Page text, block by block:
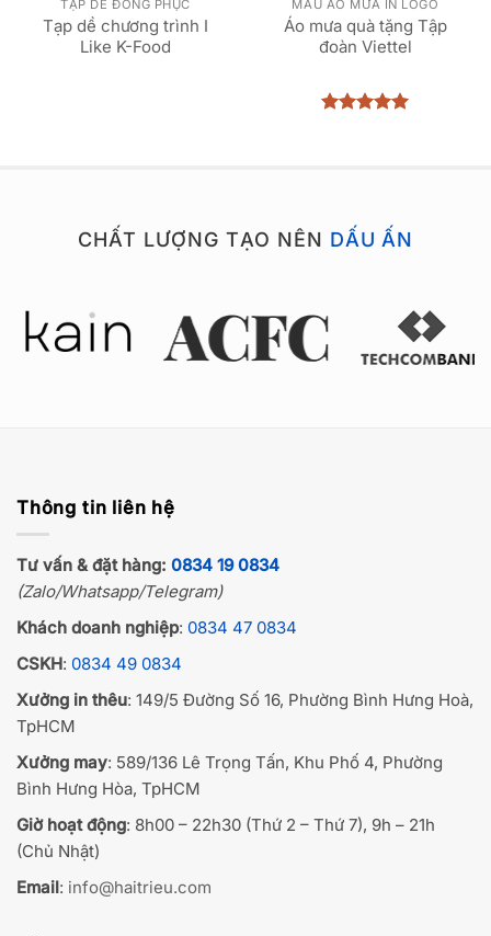
TẠP DỀ ĐỒNG PHỤC
Tạp dề chương trình I
Like K-Food
MẪU ÁO MƯA IN LOGO
Áo mưa quà tặng Tập
đoàn Viettel
CHẤT LƯỢNG TẠO NÊN DẤU ẤN
Thông tin liên hệ
Tư vấn & đặt hàng: 0834 19 0834
(Zalo/Whatsapp/Telegram)
Khách doanh nghiệp: 0834 47 0834
CSKH: 0834 49 0834
Xưởng in thêu: 149/5 Đường Số 16, Phường Bình Hưng Hoà,
TpHCM
Xưởng may: 589/136 Lê Trọng Tấn, Khu Phố 4, Phường
Bình Hưng Hòa, TpHCM
Giờ hoạt động: 8h00 – 22h30 (Thứ 2 – Thứ 7), 9h – 21h
(Chủ Nhật)
Email: info@haitrieu.com